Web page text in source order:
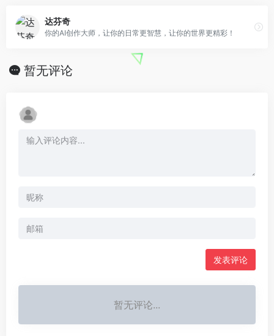
达芬奇
你的AI创作大师，让你的日常更智慧，让你的世界更精彩！
暂无评论
发表评论
暂无评论...